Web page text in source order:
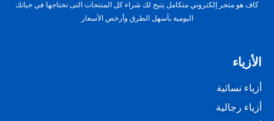
كاف هو متجر إلكتروني متكامل يتيح لك شراء كل المنتجات التى تحتاجها في حياتك
اليومية بأسهل الطرق وأرخص الأسعار
الأزياء
أزياء نسائية
أزياء رجالية